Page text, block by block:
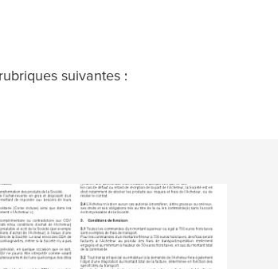
suivantes :
générales